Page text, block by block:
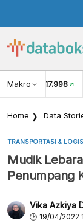
Makro
USD/IDR 17.998
Home Data
TRANSPORTASI &
Mudik
Penumpang
Vika Azkiya
19/04/2022